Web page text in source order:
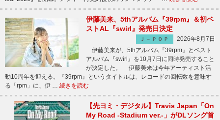
伊藤美来、5thアルバム『39rpm』＆初ベ
ストAL『swirl』発売日決定
Ｊ－ＰＯＰ
2026年8月7日
伊藤美来が、5thアルバム『39rpm』とベスト
アルバム『swirl』を10月7日に同時発売すること
が決定した。 伊藤美来は今年アーティスト活
動10周年を迎える。『39rpm』というタイトルは、レコードの回転数を意味す
る「rpm」に、伊 … 続きを読む
【先ヨミ・デジタル】Travis Japan「On
My Road -Stadium ver.-」がDLソング首